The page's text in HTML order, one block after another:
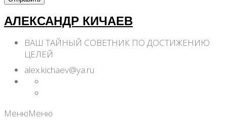
АЛЕКСАНДР КИЧАЕВ
ВАШ ТАЙНЫЙ СОВЕТНИК ПО ДОСТИЖЕНИЮ
ЦЕЛЕЙ
alex.kichaev@ya.ru
МенюМеню